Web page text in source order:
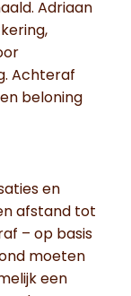
Adriaan
Achteraf
beloning
en
afstand tot
– op basis
moeten
een